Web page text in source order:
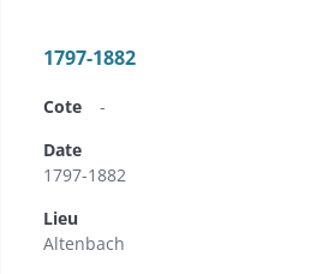
1797-1882
Cote
-
Date
1797-1882
Lieu
Altenbach